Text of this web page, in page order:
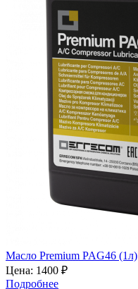
Масло Premium PAG46 (1л)
Цена: 1400 ₽
Подробнее